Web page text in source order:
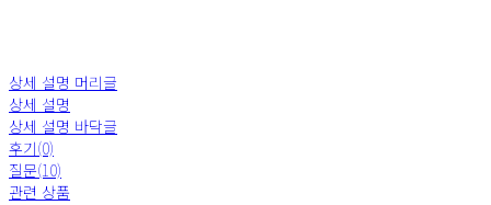
상세 설명 머리글
상세 설명
상세 설명 바닥글
후기(0)
질문(10)
관련 상품